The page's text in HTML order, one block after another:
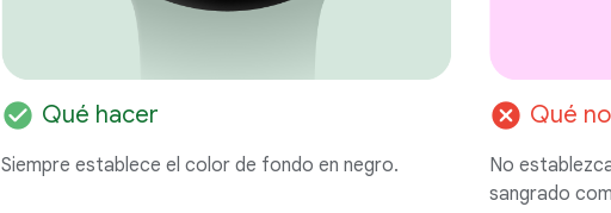
check_circle Qué hacer
Siempre establece el color de fondo en negro.
cancel Qué
No
sangrado